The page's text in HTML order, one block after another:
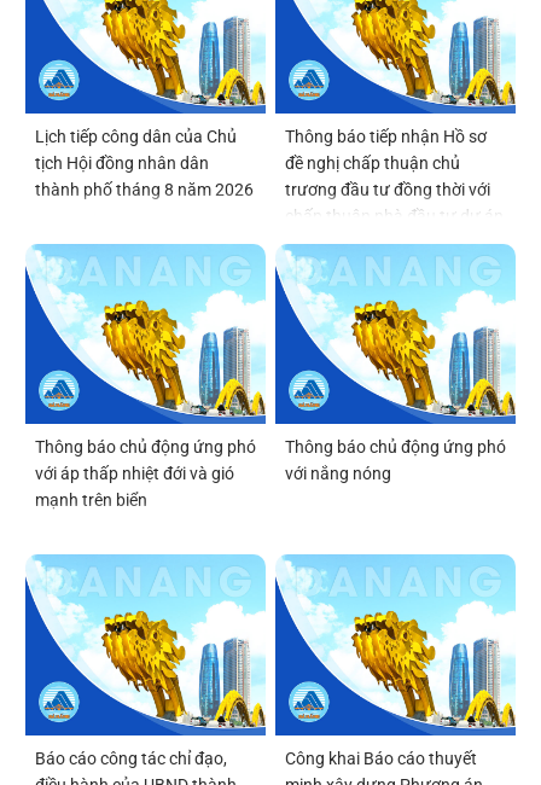
mại tự do Đà Nẵng
Lịch tiếp công dân của Chủ
tịch Hội đồng nhân dân
thành phố tháng 8 năm 2026
Thông báo tiếp nhận Hồ sơ
đề nghị chấp thuận chủ
trương đầu tư đồng thời với
chấp thuận nhà đầu tư dự án
Viện Nghiên cứu, phát triển,
ứng dụng công nghệ bán dẫn
và trí tuệ nhân tạo Đà Nẵng
(DSAI-TECH)
Thông báo chủ động ứng phó
với áp thấp nhiệt đới và gió
mạnh trên biển
Thông báo chủ động ứng phó
với nắng nóng
Báo cáo công tác chỉ đạo,
Công khai Báo cáo thuyết